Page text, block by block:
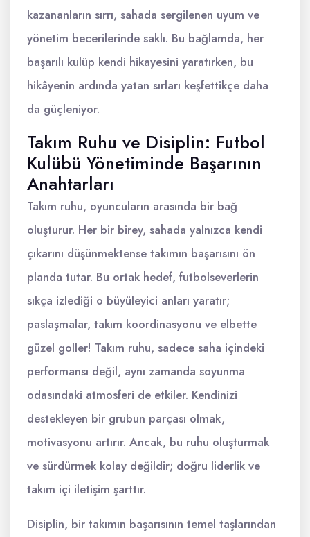
kazananların sırrı, sahada sergilenen uyum ve
yönetim becerilerinde saklı. Bu bağlamda, her
başarılı kulüp kendi hikayesini yaratırken, bu
hikâyenin ardında yatan sırları keşfettikçe daha
da güçleniyor.
Takım Ruhu ve Disiplin: Futbol
Kulübü Yönetiminde Başarının
Anahtarları
Takım ruhu, oyuncuların arasında bir bağ
oluşturur. Her bir birey, sahada yalnızca kendi
çıkarını düşünmektense takımın başarısını ön
planda tutar. Bu ortak hedef, futbolseverlerin
sıkça izlediği o büyüleyici anları yaratır;
paslaşmalar, takım koordinasyonu ve elbette
güzel goller! Takım ruhu, sadece saha içindeki
performansı değil, aynı zamanda soyunma
odasındaki atmosferi de etkiler. Kendinizi
destekleyen bir grubun parçası olmak,
motivasyonu artırır. Ancak, bu ruhu oluşturmak
ve sürdürmek kolay değildir; doğru liderlik ve
takım içi iletişim şarttır.
Disiplin, bir takımın başarısının temel taşlarından